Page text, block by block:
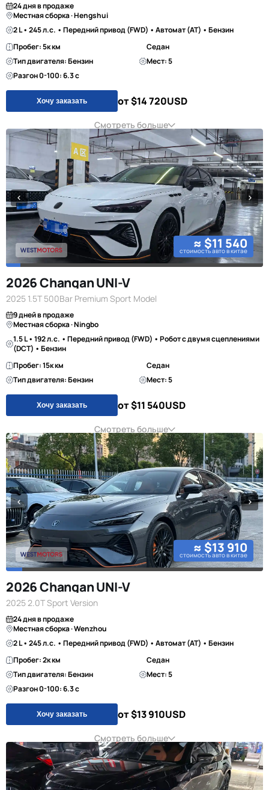
24 дня в продаже
Местная сборка · Hengshui
2 L • 245 л.с. • Передний привод (FWD) • Автомат (AT) • Бензин
Пробег: 5к км
Седан
Тип двигателя: Бензин
Мест: 5
Разгон 0-100: 6.3 с
Хочу заказать от $14 720USD
Смотреть больше
≈ $11 540
стоимость авто в китае
2026 Changan UNI-V
2025 1.5T 500Bar Premium Sport Model
9 дней в продаже
Местная сборка · Ningbo
1.5 L • 192 л.с. • Передний привод (FWD) • Робот с двумя сцеплениями
(DCT) • Бензин
Пробег: 15к км
Седан
Тип двигателя: Бензин
Мест: 5
Хочу заказать от $11 540USD
Смотреть больше
≈ $13 910
стоимость авто в китае
2026 Changan UNI-V
2025 2.0T Sport Version
24 дня в продаже
Местная сборка · Wenzhou
2 L • 245 л.с. • Передний привод (FWD) • Автомат (AT) • Бензин
Пробег: 2к км
Седан
Тип двигателя: Бензин
Мест: 5
Разгон 0-100: 6.3 с
Хочу заказать от $13 910USD
Смотреть больше